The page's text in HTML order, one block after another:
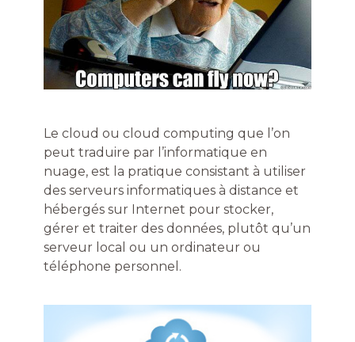
Le cloud ou cloud computing que l’on
peut traduire par l’informatique en
nuage, est la pratique consistant à utiliser
des serveurs informatiques à distance et
hébergés sur Internet pour stocker,
gérer et traiter des données, plutôt qu’un
serveur local ou un ordinateur ou
téléphone personnel.